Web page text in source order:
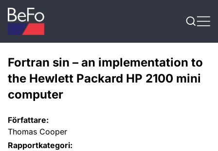
Skip to content
Fortran sin – an implementation to
the Hewlett Packard HP 2100 mini
computer
Författare:
Thomas Cooper
Rapportkategori: